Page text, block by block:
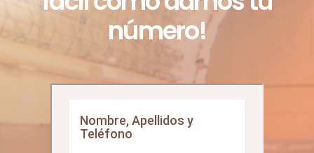
¡El primer paso es tan
fácil como darnos tu
número!